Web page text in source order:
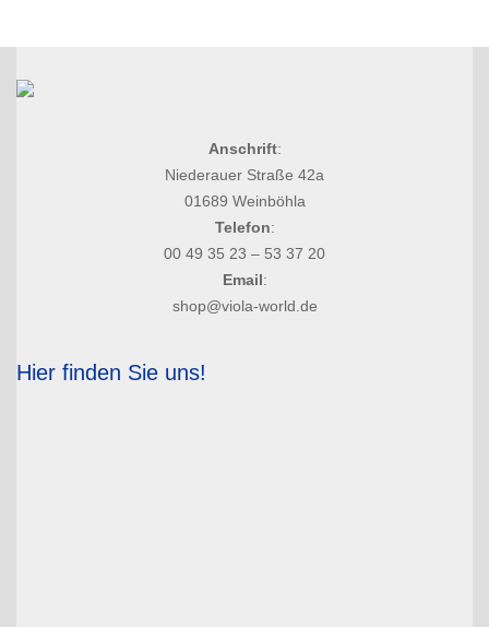
Anschrift:
Niederauer Straße 42a
01689 Weinböhla
Telefon:
00 49 35 23 – 53 37 20
Email:
shop@viola-world.de
Hier finden Sie uns!